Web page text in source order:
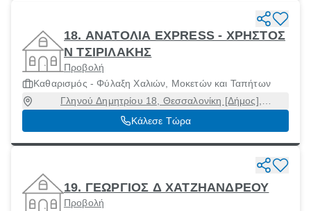
18. ΑΝΑΤΟΛΙΑ EXPRESS - ΧΡΗΣΤΟΣ
Ν ΤΣΙΡΙΛΑΚΗΣ
Προβολή
Καθαρισμός - Φύλαξη Χαλιών, Μοκετών και Ταπήτων
Γληνού Δημητρίου 18, Θεσσαλονίκη [Δήμος],
Θεσσαλονίκη, 54249
Κάλεσε Τώρα
19. ΓΕΩΡΓΙΟΣ Δ ΧΑΤΖΗΑΝΔΡΕΟΥ
Προβολή